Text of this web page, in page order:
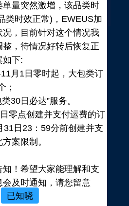
登录
册新手有礼
价格表
量突然激增，该品类时
类时效正常)，EWEUS加
，目前针对这个情况我
，待情况好转后恢复正
如下:
月1日零时起，大包类订
；
30日必达”服务。
零点创建并支付运费的订
31日23：59分前创建并支
案限制。
！希望大家能理解和支
及时通知，请您留意
，再次感谢您的配合与支
已知晓